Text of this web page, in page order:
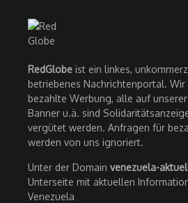
RedGlobe ist ein linkes,
betriebenes Nachrichtenportal. Wir
bezahlte Werbung, alle auf
Banner u.ä. sind
vergütet werden. Anfragen für
werden von uns ignoriert.
Unter der Domain venezuela-
Unterseite mit aktuellen
Venezuela